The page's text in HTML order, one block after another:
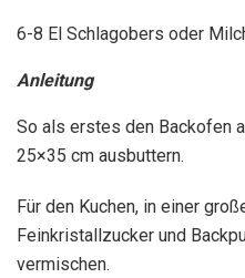
6-8 El Schlagobers oder
Anleitung
So als erstes den Backofen
25×35 cm ausbuttern.
Für den Kuchen, in einer
Feinkristallzucker und
vermischen.